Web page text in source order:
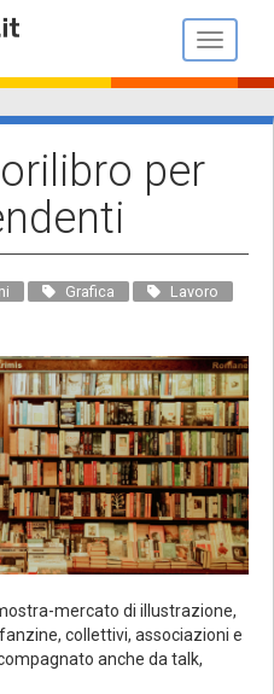
Toggle
per
Grafica Lavoro
mercato di illustrazione,
collettivi, associazioni e
anche da talk,